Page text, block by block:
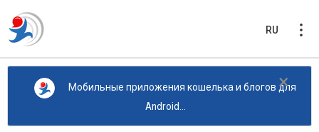
RU
×
Мобильные приложения кошелька и блогов для
Android...